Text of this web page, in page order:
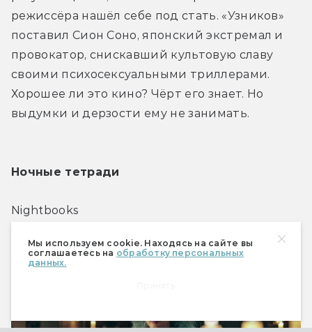
Мы используем cookie. Находясь на сайте вы
соглашаетесь на обработку персональных
данных.
режиссёра нашёл себе под стать. «Узников»
поставил Сион Соно, японский экстремал и
провокатор, снискавший культовую славу
своими психосексуальными триллерами.
Хорошее ли это кино? Чёрт его знает. Но
выдумки и дерзости ему не занимать.
Ночные тетради
Nightbooks